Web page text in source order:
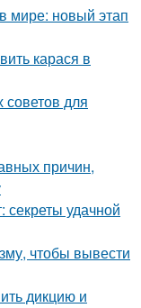
мире: новый этап
карася в
для
причин,
секреты удачной
чтобы вывести
дикцию и